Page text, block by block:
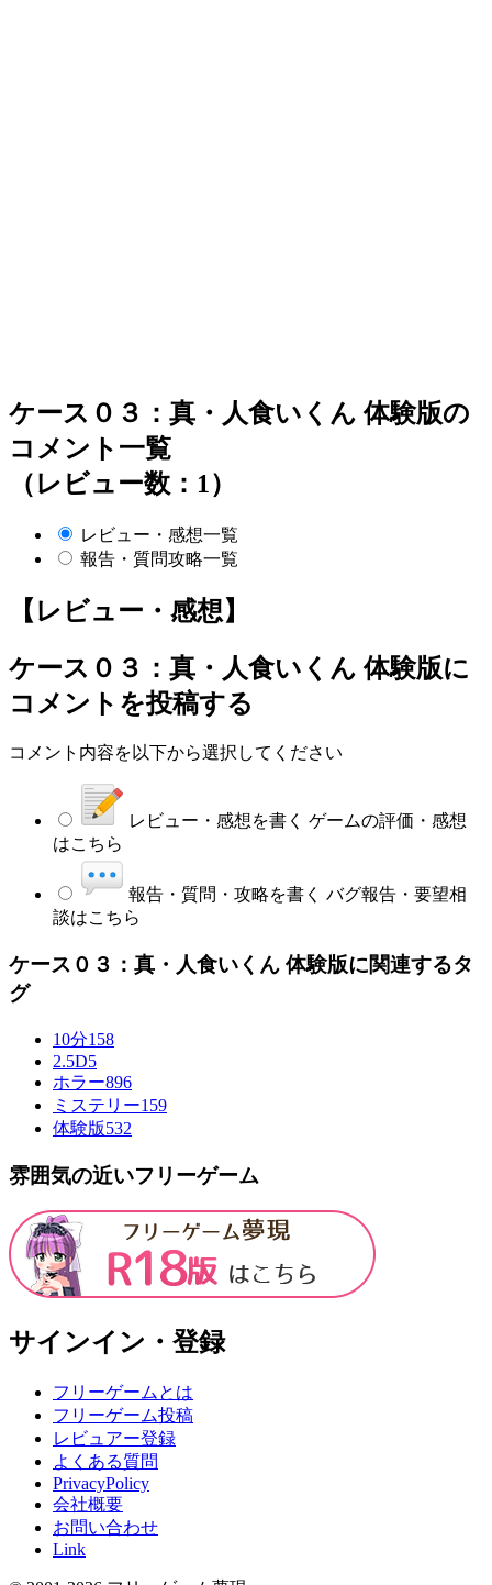
ケース０３：真・人食いくん 体験版の
コメント一覧
（レビュー数：1）
レビュー・感想一覧
報告・質問攻略一覧
【レビュー・感想】
ケース０３：真・人食いくん 体験版に
コメントを投稿する
コメント内容を以下から選択してください
レビュー・感想を書く ゲームの評価・感想
はこちら
報告・質問・攻略を書く バグ報告・要望相
談はこちら
ケース０３：真・人食いくん 体験版に関連するタ
グ
10分158
2.5D5
ホラー896
ミステリー159
体験版532
雰囲気の近いフリーゲーム
サインイン・登録
フリーゲームとは
フリーゲーム投稿
レビュアー登録
よくある質問
PrivacyPolicy
会社概要
お問い合わせ
Link